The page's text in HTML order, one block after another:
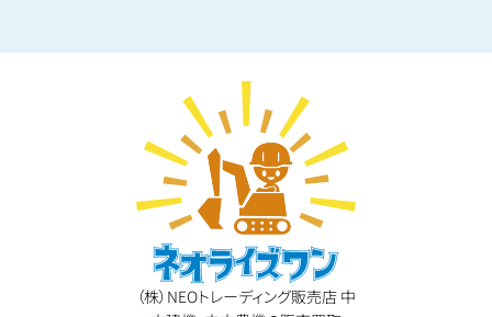
（株）NEOトレーディング販売店 中